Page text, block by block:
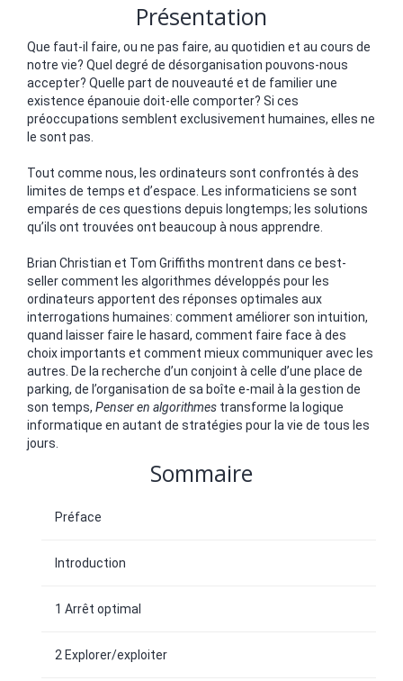
Présentation
Que faut-il faire, ou ne pas faire, au quotidien et au cours de
notre vie? Quel degré de désorganisation pouvons-nous
accepter? Quelle part de nouveauté et de familier une
existence épanouie doit-elle comporter? Si ces
préoccupations semblent exclusivement humaines, elles ne
le sont pas.
Tout comme nous, les ordinateurs sont confrontés à des
limites de temps et d’espace. Les informaticiens se sont
emparés de ces questions depuis longtemps; les solutions
qu’ils ont trouvées ont beaucoup à nous apprendre.
Brian Christian et Tom Griffiths montrent dans ce best-
seller comment les algorithmes développés pour les
ordinateurs apportent des réponses optimales aux
interrogations humaines: comment améliorer son intuition,
quand laisser faire le hasard, comment faire face à des
choix importants et comment mieux communiquer avec les
autres. De la recherche d’un conjoint à celle d’une place de
parking, de l’organisation de sa boîte e-mail à la gestion de
son temps, Penser en algorithmes transforme la logique
informatique en autant de stratégies pour la vie de tous les
jours.
Sommaire
Préface
Introduction
1 Arrêt optimal
2 Explorer/exploiter